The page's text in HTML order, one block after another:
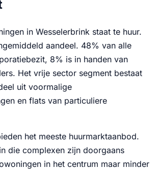
in Wesselerbrink staat te huur.
aandeel. 48% van alle
8% is in handen van
Het vrije sector segment bestaat
uit voormalige
en flats van particuliere
het meeste huurmarktaanbod.
die complexen zijn doorgaans
in het centrum maar minder